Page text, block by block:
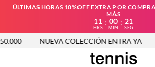
ÚLTIMAS HORAS 10%OFF EXTRA POR
MÁS
11
HRS
: 00
MIN
: 21
SEG
NUEVA COLECCIÓN ENTRA YA